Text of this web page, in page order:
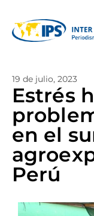
19 de julio, 2023
Estrés
en el
Perú